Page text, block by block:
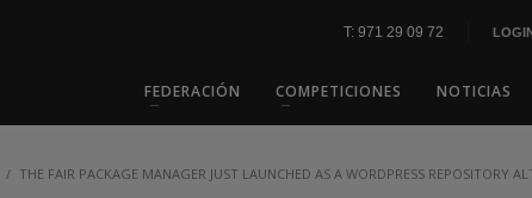
T: 971 29 09 72
FEDERACIÓN COMPETICIONES NOTICIAS
THE FAIR PACKAGE MANAGER JUST LAUNCHED AS A WORDPRESS REPOSITORY